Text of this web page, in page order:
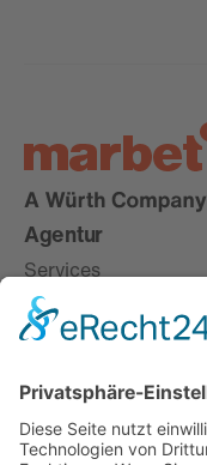
Agentur
Services
Karriere
About
Offices